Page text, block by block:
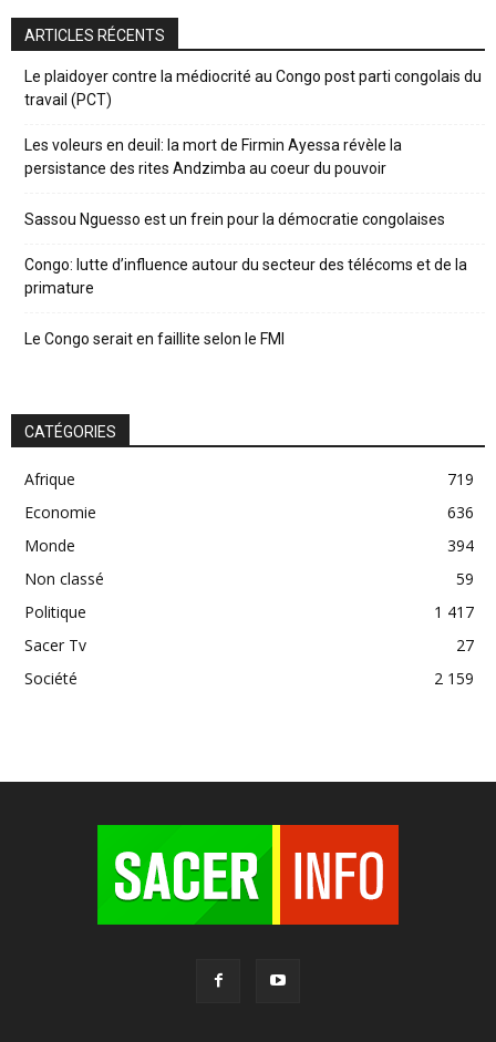
ARTICLES RÉCENTS
Le plaidoyer contre la médiocrité au Congo post parti congolais du
travail (PCT)
Les voleurs en deuil: la mort de Firmin Ayessa révèle la
persistance des rites Andzimba au coeur du pouvoir
Sassou Nguesso est un frein pour la démocratie congolaises
Congo: lutte d’influence autour du secteur des télécoms et de la
primature
Le Congo serait en faillite selon le FMI
CATÉGORIES
Afrique
719
Economie
636
Monde
394
Non classé
59
Politique
1 417
Sacer Tv
27
Société
2 159